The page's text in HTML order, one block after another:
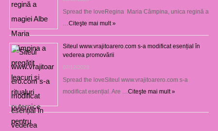
Spread the loveRegina Maria Câmpina, unica regină a
…Citeşte mai mult »
Siteul www.vrajitoarero.com s-a modificat esențial în
vederea promovării
07/12/2023
Spread the loveSiteul www.vrajitoarero.com s-a
modificat esențial. Are …Citeşte mai mult »